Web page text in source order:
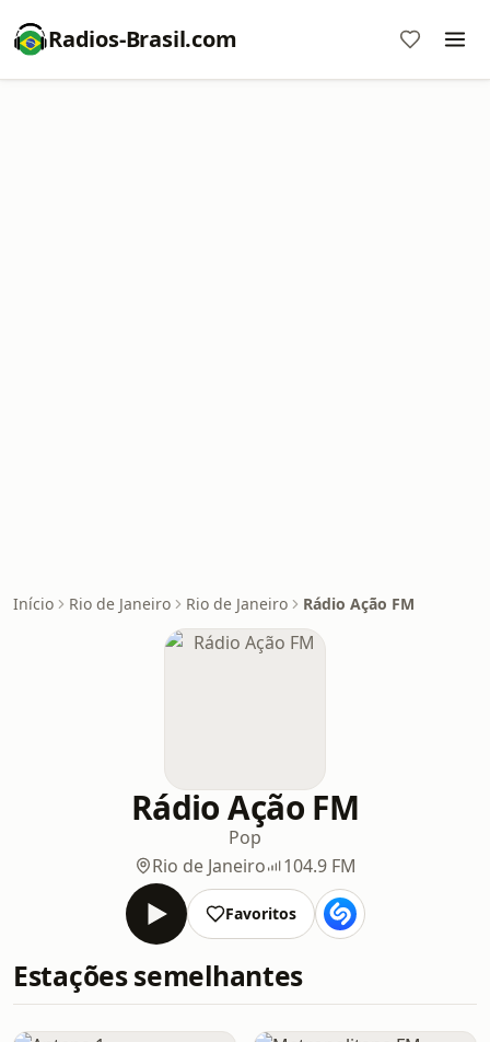
Radios-Brasil.com
Início Rio de Janeiro Rio de Janeiro Rádio Ação FM
Rádio Ação FM
Pop
Rio de Janeiro
104.9 FM
Favoritos
Estações semelhantes